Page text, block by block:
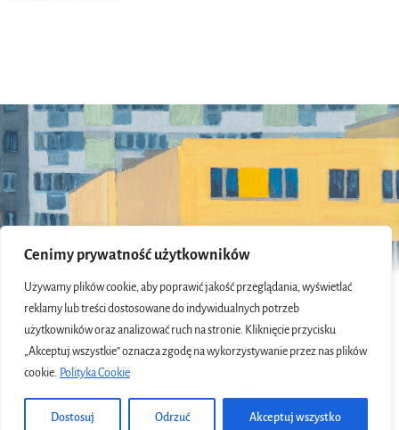
Cenimy prywatność użytkowników
Używamy plików cookie, aby poprawić jakość przeglądania, wyświetlać
reklamy lub treści dostosowane do indywidualnych potrzeb
użytkowników oraz analizować ruch na stronie. Kliknięcie przycisku
„Akceptuj wszystkie” oznacza zgodę na wykorzystywanie przez nas plików
cookie. Polityka Cookie
Dostosuj Odrzuć Akceptuj wszystko
KAMILA KOCEWIAK-ROBALEWSKA © ARCHETYPY 2022